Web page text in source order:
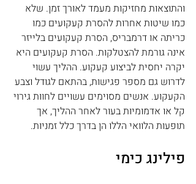
והתוצאות מחזיקות מעמד לאורך זמן. שלא
כמו שיטות אחרות להסרת קעקועים כמו
כריתה או דרמבריס, הסרת קעקועים בלייזר
אינה גורמת להצטלקות. הסרת קעקועים היא
יקרה יחסית לביצוע קעקוע. ההליך עשוי
לדרוש גם מספר פגישות, בהתאם לגודל וצבע
הקעקוע. אנשים מסוימים עשויים לחוות גירוי
קל או אדמומיות בעור לאחר ההליך, אך
תופעות הלוואי הללו הן בדרך כלל זמניות.
פילינג כימי